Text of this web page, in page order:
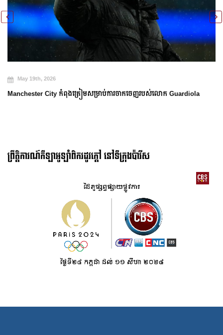
May 19th, 2026
Manchester City កំពុងត្រៀមសម្រាប់ការចាកចេញរបស់លោក Guardiola
ព្រឹត្តិការណ៍កីឡាអូឡាំពិករដូវក្ដៅ នៅទីក្រុងប៉ារីស